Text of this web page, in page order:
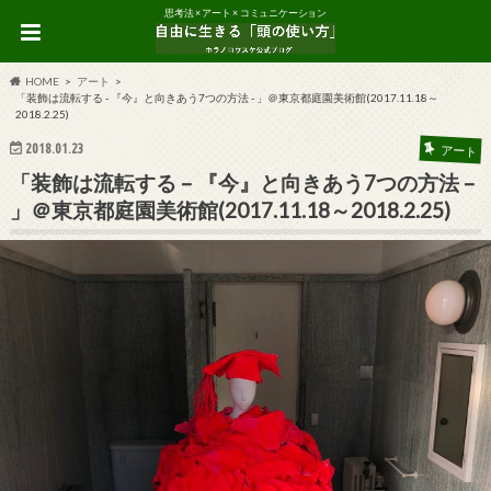
思考法 × アート × コミュニケーション
HOME
アート
「装飾は流転する - 『今』と向きあう7つの方法 - 」＠東京都庭園美術館(2017.11.18～
2018.2.25)
2018.01.23 アート
「装飾は流転する – 『今』と向きあう7つの方法 –
」＠東京都庭園美術館(2017.11.18～2018.2.25)